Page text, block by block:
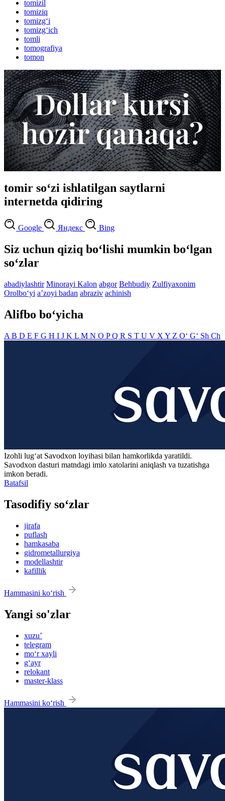
tomizil
tomiziq
tomizg‘i
tomizg‘ich
tomli
tomografiya
tomon
tomir so‘zi ishlatilgan saytlarni
internetda qidiring
Google Яндекс Bing
Siz uchun qiziq bo‘lishi mumkin bo‘lgan
so‘zlar
abadiylashtir Minorayi Kalon abgor Behbudiy Zulfiyaxonim
Orolbo‘yi aʼzoyi badan abraziv achinish
Alifbo bo‘yicha
A B D E F G H I J K L M N O PQ R S T U V X Y Z O‘ G‘ Sh Ch
Izohli lugʻat Savodxon loyihasi bilan hamkorlikda yaratildi.
Savodxon dasturi matndagi imlo xatolarini aniqlash va tuzatishga
imkon beradi.
Batafsil
Tasodifiy so‘zlar
jirafa
puflash
hamkasaba
gidrometallurgiya
modellashtir
kafillik
Hammasini ko‘rish
Yangi so'zlar
xuzu’
telegram
mo‘r xayli
g‘ayr
relokant
master-klass
Hammasini ko‘rish